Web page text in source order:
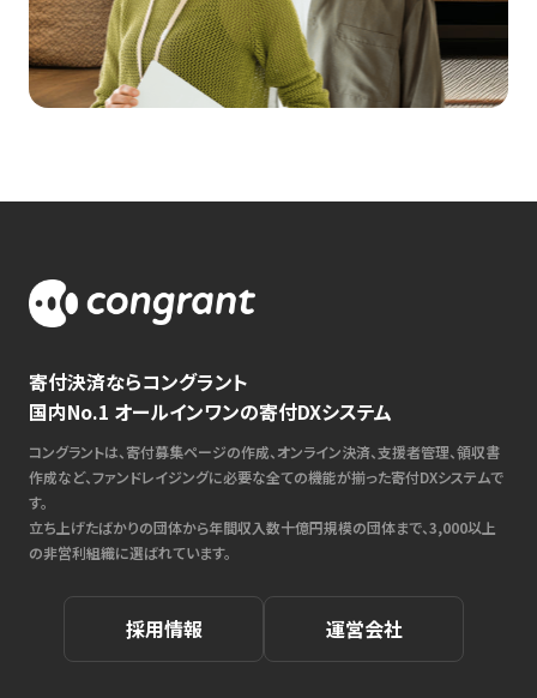
寄付決済ならコングラント
国内No.1 オールインワンの寄付DXシステム
コングラントは、寄付募集ページの作成、オンライン決済、支援者管理、領収書
作成など、ファンドレイジングに必要な全ての機能が揃った寄付DXシステムで
す。
立ち上げたばかりの団体から年間収入数十億円規模の団体まで、3,000以上
の非営利組織に選ばれています。
採用情報 運営会社